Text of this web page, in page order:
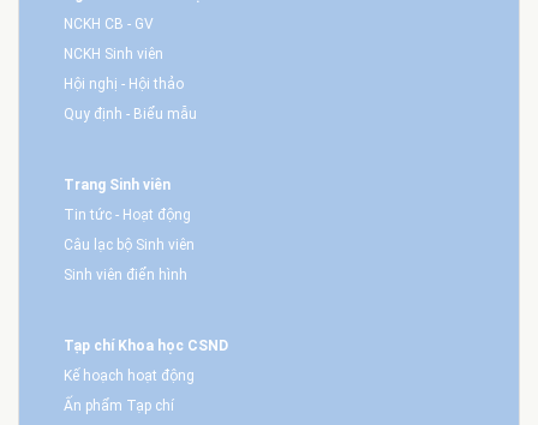
NCKH CB - GV
NCKH Sinh viên
Hội nghị - Hội thảo
Quy định - Biểu mẫu
Trang Sinh viên
Tin tức - Hoạt động
Câu lạc bộ Sinh viên
Sinh viên điển hình
Tạp chí Khoa học CSND
Kế hoạch hoạt động
Ấn phẩm Tạp chí